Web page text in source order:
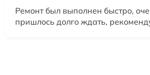
Ремонт был выполнен быстро,
пришлось долго ждать,